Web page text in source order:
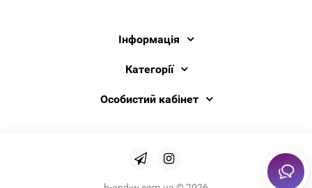
Інформація
Категорії
Особистий кабінет